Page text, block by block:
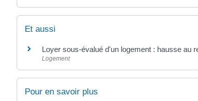
Et aussi
Loyer sous-évalué d'un logement : hausse au
Logement
Pour en savoir plus